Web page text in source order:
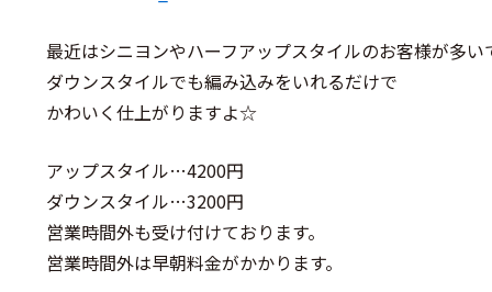
最近はシニヨンやハーフアップスタイルのお客様が多
ダウンスタイルでも編み込みをいれるだけで
かわいく仕上がりますよ☆
アップスタイル…4200円
ダウンスタイル…3200円
営業時間外も受け付けております。
営業時間外は早朝料金がかかります。